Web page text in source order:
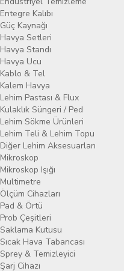
Entegre Kalıbı
Güç Kaynağı
Havya Setleri
Havya Standı
Havya Ucu
Kablo & Tel
Kalem Havya
Lehim Pastası & Flux
Kulaklık Süngeri / Ped
Lehim Sökme Ürünleri
Lehim Teli & Lehim Topu
Diğer Lehim Aksesuarları
Mikroskop
Mikroskop Işığı
Multimetre
Ölçüm Cihazları
Pad & Örtü
Prob Çeşitleri
Saklama Kutusu
Sıcak Hava Tabancası
Sprey & Temizleyici
Şarj Cihazı